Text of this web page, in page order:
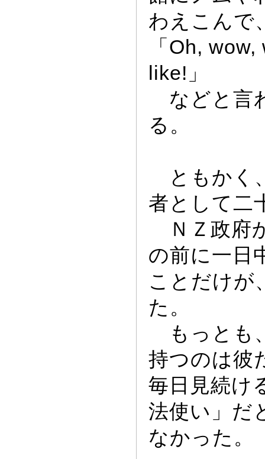
わえこんで
「Oh, wow,
like!」
などと言
る。
ともかく
者として二
ＮＺ政府
の前に一日
ことだけが
た。
も っ とも
持つのは彼
毎日見続け
法使い」だ
なかっ た。